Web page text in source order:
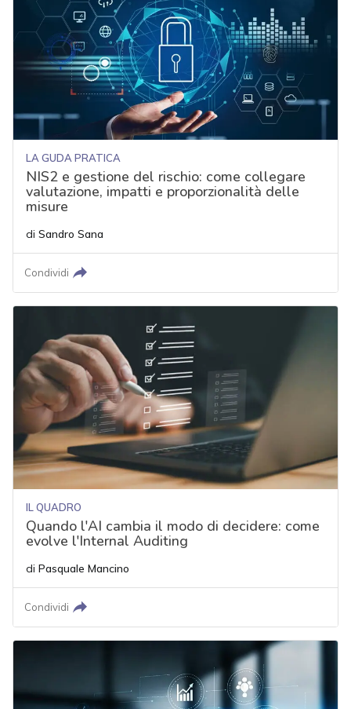
LA GUDA PRATICA
NIS2 e gestione del rischio: come collegare
valutazione, impatti e proporzionalità delle
misure
di Sandro Sana
Condividi
IL QUADRO
Quando l'AI cambia il modo di decidere: come
evolve l'Internal Auditing
di Pasquale Mancino
Condividi